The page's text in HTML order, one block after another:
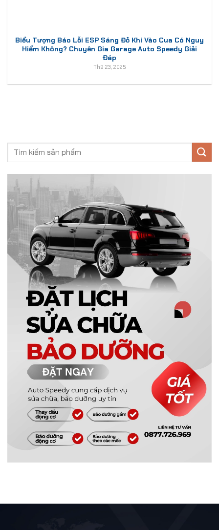
Biểu Tượng Báo Lỗi ESP Sáng Đỏ Khi Vào Cua Có Nguy
Hiểm Không? Chuyên Gia Garage Auto Speedy Giải
Đáp
Th9 23, 2025